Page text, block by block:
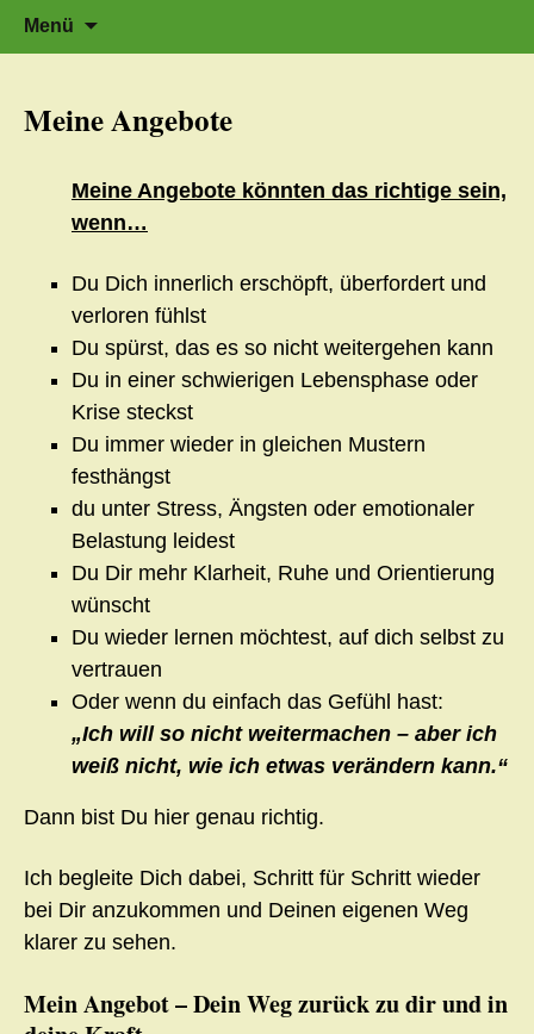
ZumHerzflüstern – Sonja Schwarzmaier –
Herzfluestern.de
Zeit für neue Wege
Menü
nach:
Meine Angebote
Meine Angebote könnten das richtige sein,
wenn…
Du Dich innerlich erschöpft, überfordert und
verloren fühlst
Du spürst, das es so nicht weitergehen kann
Du in einer schwierigen Lebensphase oder
Krise steckst
Du immer wieder in gleichen Mustern
festhängst
du unter Stress, Ängsten oder emotionaler
Belastung leidest
Du Dir mehr Klarheit, Ruhe und Orientierung
wünscht
Du wieder lernen möchtest, auf dich selbst zu
vertrauen
Oder wenn du einfach das Gefühl hast:
„Ich will so nicht weitermachen – aber ich
weiß nicht, wie ich etwas verändern kann.“
Dann bist Du hier genau richtig.
Ich begleite Dich dabei, Schritt für Schritt wieder
bei Dir anzukommen und Deinen eigenen Weg
klarer zu sehen.
Mein Angebot – Dein Weg zurück zu dir und in